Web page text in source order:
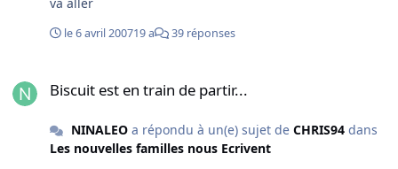
le 6 avril 200719 a 39 réponses
Biscuit est en train de partir...
NINALEOa répondu à un(e) sujet de CHRIS94dans
Les nouvelles familles nous Ecrivent